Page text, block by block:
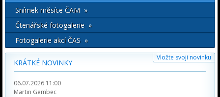
Snímek měsíce ČAM »
Čtenářské fotogalerie »
Fotogalerie akcí ČAS »
Vložte svoji novinku
KRÁTKÉ NOVINKY
06.07.2026 11:00
Martin Gembec